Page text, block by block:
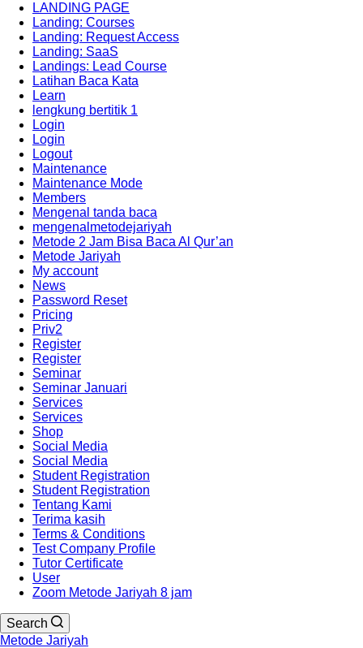
LANDING PAGE
Landing: Courses
Landing: Request Access
Landing: SaaS
Landings: Lead Course
Latihan Baca Kata
Learn
lengkung bertitik 1
Login
Login
Logout
Maintenance
Maintenance Mode
Members
Mengenal tanda baca
mengenalmetodejariyah
Metode 2 Jam Bisa Baca Al Qur’an
Metode Jariyah
My account
News
Password Reset
Pricing
Priv2
Register
Register
Seminar
Seminar Januari
Services
Services
Shop
Social Media
Social Media
Student Registration
Student Registration
Tentang Kami
Terima kasih
Terms & Conditions
Test Company Profile
Tutor Certificate
User
Zoom Metode Jariyah 8 jam
Search
Metode Jariyah